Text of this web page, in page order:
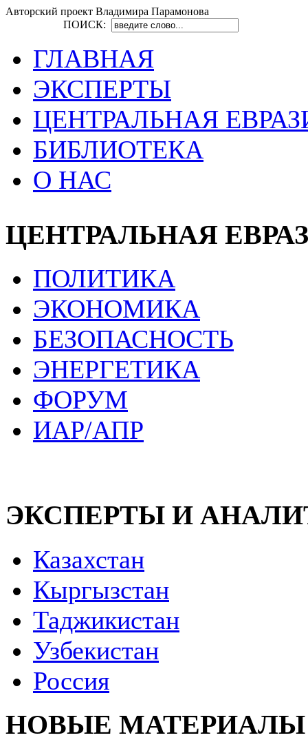
Авторский проект Владимира Парамонова
ПОИСК:
ГЛАВНАЯ
ЭКСПЕРТЫ
ЦЕНТРАЛЬНАЯ
БИБЛИОТЕКА
О НАС
ЦЕНТРАЛЬНАЯ
ПОЛИТИКА
ЭКОНОМИКА
БЕЗОПАСНОСТЬ
ЭНЕРГЕТИКА
ФОРУМ
ИАР/АПР
ЭКСПЕРТЫ И
Казахстан
Кыргызстан
Таджикистан
Узбекистан
Россия
НОВЫЕ МАТЕРИАЛЫ